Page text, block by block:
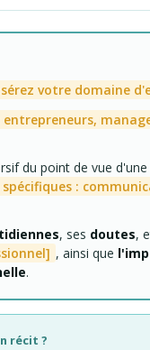
votre domaine
entrepreneurs,
du point de vue
:
, ses doutes,
, ainsi que
.
récit ?